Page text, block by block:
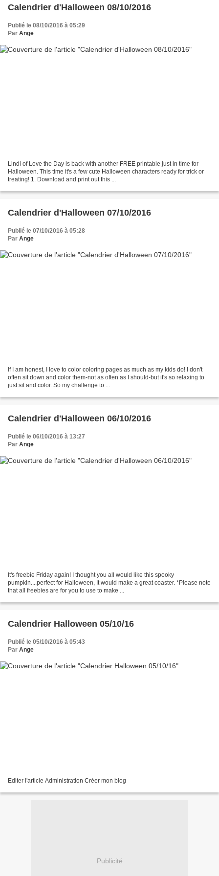
Calendrier d'Halloween 08/10/2016
Publié le 08/10/2016 à 05:29
Par Ange
Lindi of Love the Day is back with another FREE printable just in time for
Halloween. This time it's a few cute Halloween characters ready for trick or
treating! 1. Download and print out this ...
Calendrier d'Halloween 07/10/2016
Publié le 07/10/2016 à 05:28
Par Ange
If I am honest, I love to color coloring pages as much as my kids do! I don't
often sit down and color them-not as often as I should-but it's so relaxing to
just sit and color. So my challenge to ...
Calendrier d'Halloween 06/10/2016
Publié le 06/10/2016 à 13:27
Par Ange
It's freebie Friday again! I thought you all would like this spooky
pumpkin....perfect for Halloween, It would make a great coaster. *Please note
that all freebies are for you to use to make ...
Calendrier Halloween 05/10/16
Publié le 05/10/2016 à 05:43
Par Ange
Editer l'article Administration Créer mon blog
Publicité